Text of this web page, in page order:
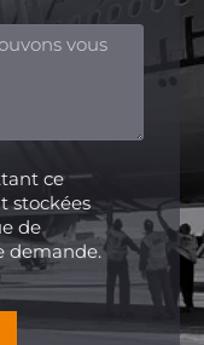
ce
stockées
de
demande.